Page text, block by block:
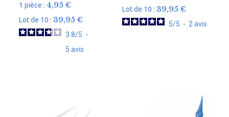
1 pièce :4,95€
Lot de 10 : 39,95€
3.8/5 -
5avis
Lot de 10 : 39,95 €
5/5 - 2avis